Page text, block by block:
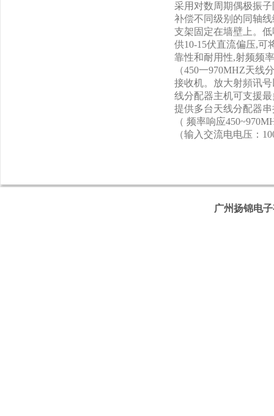
采用对数周期偶极振
补偿不同级别的同轴
支架固定在墙壁上。
供10-15伏直流偏压,可
靠性和耐用性,射频频
（450一970MHZ天
接收机。放大射頻讯
线分配器主机可支援
提供多台天线分配器
（ 频率响应
（输入交流电电压：
广州扬锦电